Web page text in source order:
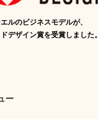
ルのビジネスモデルが、
デザイン賞を受賞しました。
ー